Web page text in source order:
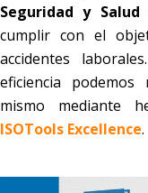
Seguridad y
cumplir con el
accidentes
eficiencia
mismo mediante
ISOTools Excellence.